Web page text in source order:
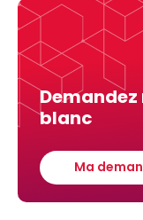
blanc
Ma